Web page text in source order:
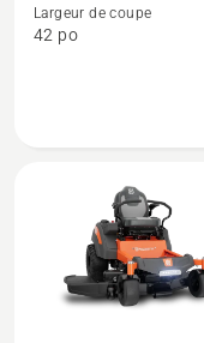
de
détails
Largeur de coupe
42 po